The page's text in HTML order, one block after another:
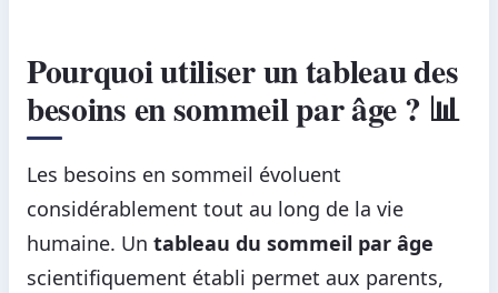
Pourquoi utiliser un tableau des
besoins en sommeil par âge ? 📊
Les besoins en sommeil évoluent
considérablement tout au long de la vie
humaine. Un tableau du sommeil par âge
scientifiquement établi permet aux parents,